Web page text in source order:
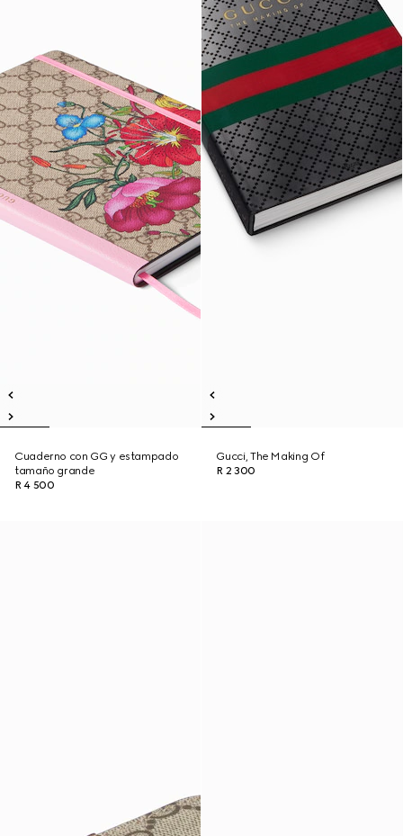
Cuaderno con GG y estampado
tamaño grande
R 4 500
Gucci, The Making Of
R 2 300